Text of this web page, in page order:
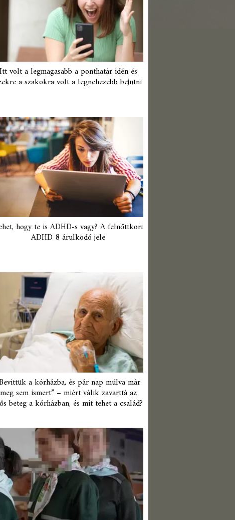
Itt volt a legmagasabb a ponthatár idén és
a szakokra volt a legnehezebb bejutni
hogy te is ADHD-s vagy? A felnőttkori
ADHD 8 árulkodó jele
a kórházba, és pár nap múlva már
meg sem ismert” – miért válik zavarttá az
beteg a kórházban, és mit tehet a család?